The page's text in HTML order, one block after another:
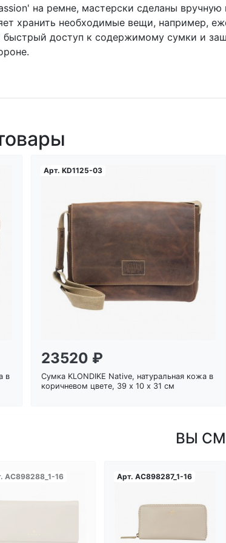
на ремне, мастерски сделаны
хранить необходимые вещи, например,
быстрый доступ к содержимому сумки и
в
Арт. KD1125-03
Загрузка...
23520 ₽
Сумка KLONDIKE Native, натуральная кожа в
коричневом цвете, 39 х 10 х 31 см
ВЫ
AC898288_1-16 Арт. AC898287_1-16